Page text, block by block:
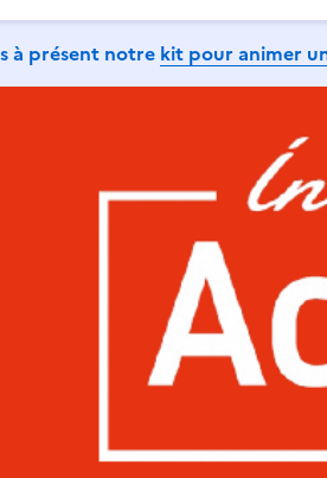
à présent notre
fenêtre)
kit pour animer
fenêtre)